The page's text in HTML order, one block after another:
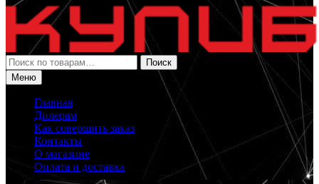
Искать:
Поиск
Меню
Главная
Дилерам
Как совершить заказ
Контакты
О магазине
Оплата и доставка